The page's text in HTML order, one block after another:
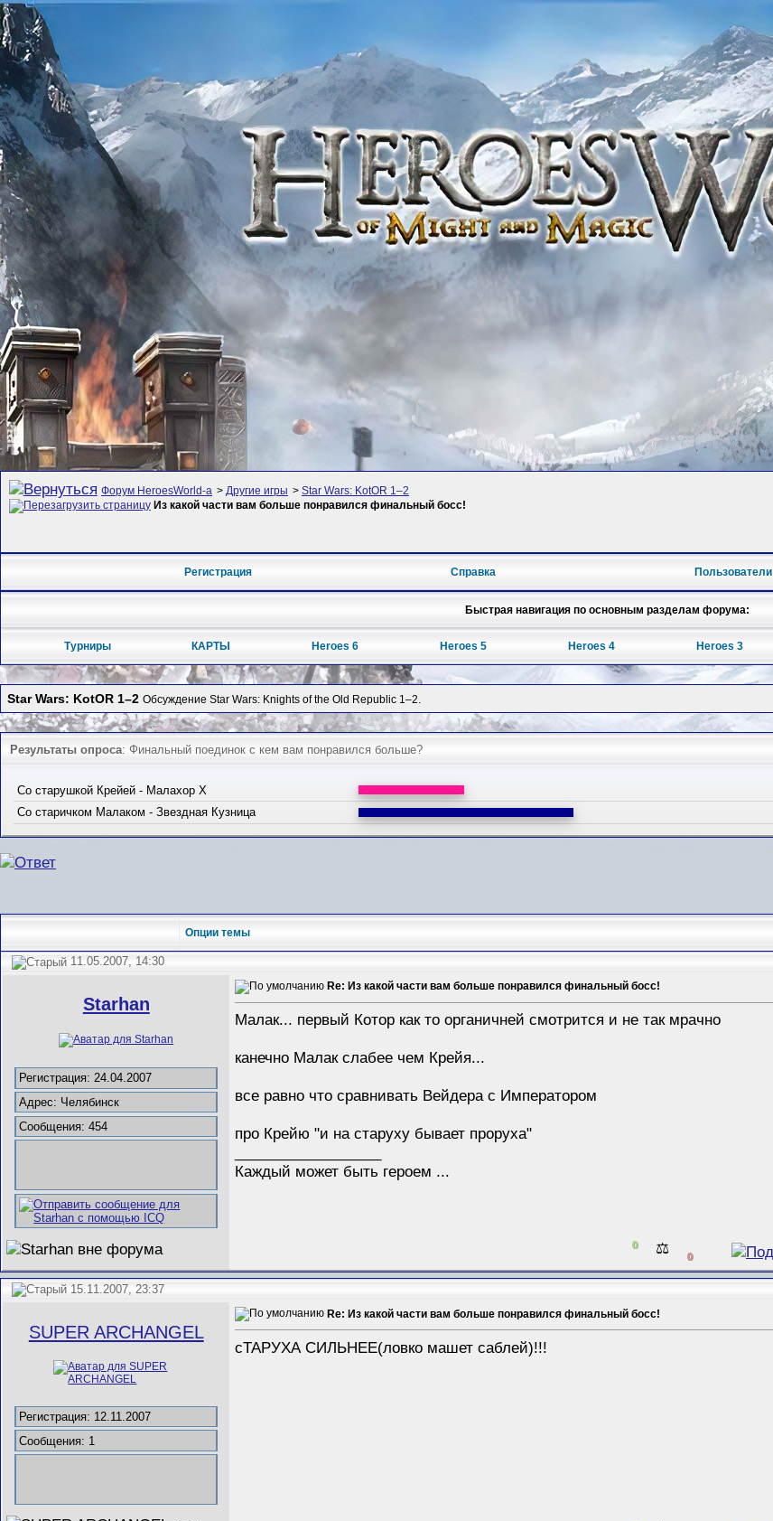
Форум HeroesWorld-а > Другие игры > Star Wars: KotOR 1–2
Из какой части вам больше понравился финальный босс!
Регистрация Справка Пользователи
Быстрая навигация по основным разделам форума:
Турниры КАРТЫ Heroes 6 Heroes 5 Heroes 4 Heroes 3
Star Wars: KotOR 1–2 Обсуждение Star Wars: Knights of the Old Republic 1–2.
Результаты опроса: Финальный поединок с кем вам понравился больше?
Со старушкой Крейей - Малахор Х
Со старичком Малаком - Звездная Кузница
Опции темы
11.05.2007, 14:30
Starhan
Регистрация: 24.04.2007
Адрес: Челябинск
Сообщения: 454
Re: Из какой части вам больше понравился финальный босс!
Малак... первый Котор как то органичней смотрится и не так мрачно
канечно Малак слабее чем Крейя...
все равно что сравнивать Вейдера с Императором
про Крейю "и на старуху бывает проруха"
Каждый может быть героем ...
0 ⚖️ 0
15.11.2007, 23:37
SUPER ARCHANGEL
Регистрация: 12.11.2007
Сообщения: 1
Re: Из какой части вам больше понравился финальный босс!
сТАРУХА СИЛЬНЕЕ(ловко машет саблей)!!!